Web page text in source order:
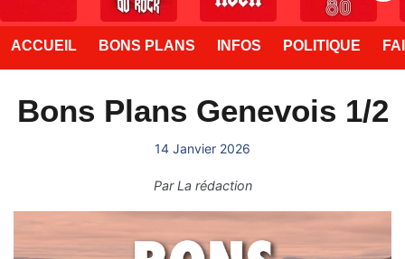
ACCUEIL BONS PLANS INFOS POLITIQUE
Bons Plans Genevois 1/2
14 Janvier 2026
ParLa rédaction